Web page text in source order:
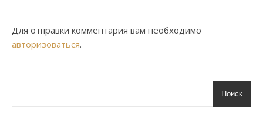
Для отправки комментария вам необходимо
авторизоваться.
Поиск